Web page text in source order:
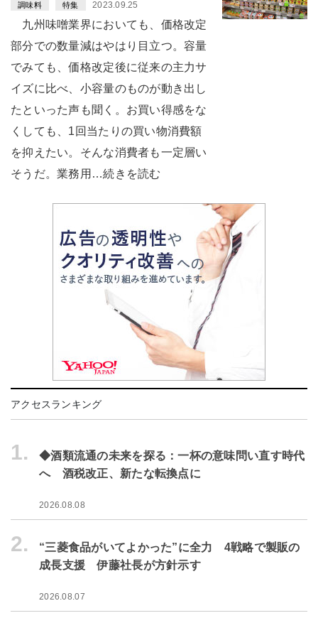
調味料 特集 2023.09.25
九州味噌業界においても、価格改定
部分での数量減はやはり目立つ。容量
でみても、価格改定後に従来の主力サ
イズに比べ、小容量のものが動き出し
たといった声も聞く。お買い得感をな
くしても、1回当たりの買い物消費額
を抑えたい。そんな消費者も一定層い
そうだ。業務用…続きを読む
アクセスランキング
1.
◆酒類流通の未来を探る：一杯の意味問い直す時代
へ 酒税改正、新たな転換点に
2026.08.08
2.
“三菱食品がいてよかった”に全力 4戦略で製販の
成長支援 伊藤社長が方針示す
2026.08.07